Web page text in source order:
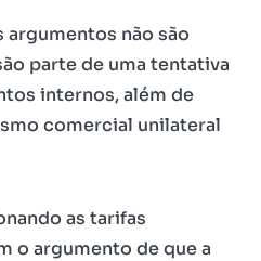
argumentos não são
parte de uma tentativa
internos, além de
comercial unilateral
as tarifas
o argumento de que a